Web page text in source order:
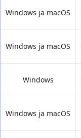
Windows ja macOS
Windows ja macOS
Windows
Windows ja macOS